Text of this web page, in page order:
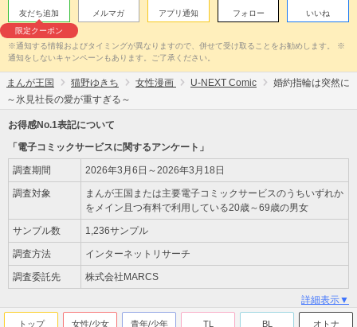
友だち追加
限定クーポン
メルマガ アプリ通知 フォロー いいね
※通知する情報およびタイミングが異なりますので、併せて受け取ることをお勧めします。 ※
通知をしないキャンペーンもあります。ご了承ください。
まんが王国 猫野ゆきち 女性漫画 U-NEXT Comic
婚約指輪は突然に
～氷見社長の愛が重すぎる～
お得感No.1表記について
「電子コミックサービスに関するアンケート」
調査期間 2026年3月6日～2026年3月18日
調査対象
まんが王国または主要電子コミックサービスのうちいずれか
をメイン且つ有料で利用している20歳～69歳の男女
サンプル数 1,236サンプル
調査方法 インターネットリサーチ
調査委託先 株式会社MARCS
詳細表示▼
トップ 女性/少女 青年/少年 TL BL オトナ